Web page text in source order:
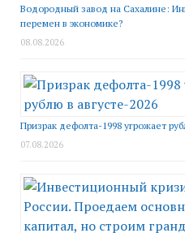
Водородный завод на Сахалине:
перемен в экономике?
08.08.2026
Призрак дефолта-1998 угрожает
07.08.2026